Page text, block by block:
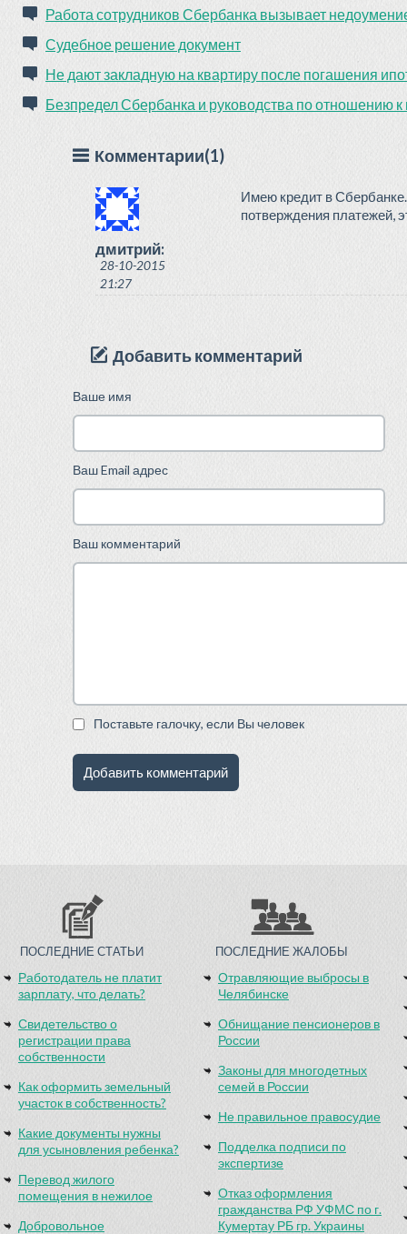
Работа сотрудников Сбербанка вызывает
Судебное решение документ
Не дают закладную на квартиру после погашения
Безпредел Сбербанка и руководства по отношению
Комментарии(1)
дмитрий:
28-10-2015
21:27
Имею кредит в
потверждения платежей,
Добавить комментарий
Ваше имя
Ваш Email адрес
Ваш комментарий
Поставьте галочку, если Вы человек
ПОСЛЕДНИЕ СТАТЬИ
Работодатель не платит
зарплату, что делать?
Свидетельство о
регистрации права
собственности
Как оформить земельный
участок в собственность?
Какие документы нужны
для усыновления ребенка?
Перевод жилого
помещения в нежилое
Добровольное
ПОСЛЕДНИЕ ЖАЛОБЫ
Отравляющие выбросы в
Челябинске
Обнищание пенсионеров в
России
Законы для многодетных
семей в России
Не правильное правосудие
Подделка подписи по
экспертизе
Отказ оформления
гражданства РФ УФМС по г.
Кумертау РБ гр. Украины